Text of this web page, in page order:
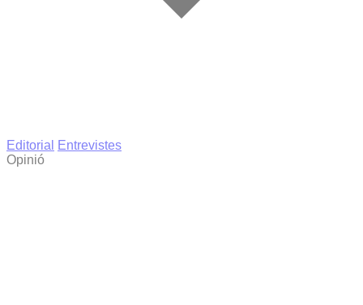
Editorial
Entrevistes
Opinió